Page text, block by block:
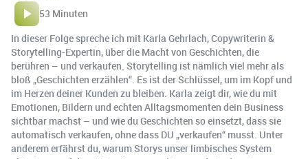
53 Minuten
In dieser Folge spreche ich mit Karla Gehrlach, Copywriterin &
Storytelling-Expertin, über die Macht von Geschichten, die
berühren – und verkaufen. Storytelling ist nämlich viel mehr als
bloß „Geschichten erzählen“. Es ist der Schlüssel, um im Kopf und
im Herzen deiner Kunden zu bleiben. Karla zeigt dir, wie du mit
Emotionen, Bildern und echten Alltagsmomenten dein Business
sichtbar machst – und wie du Geschichten so einsetzt, dass sie
automatisch verkaufen, ohne dass DU „verkaufen“ musst. Unter
anderem erfährst du, warum Storys unser limbisches System